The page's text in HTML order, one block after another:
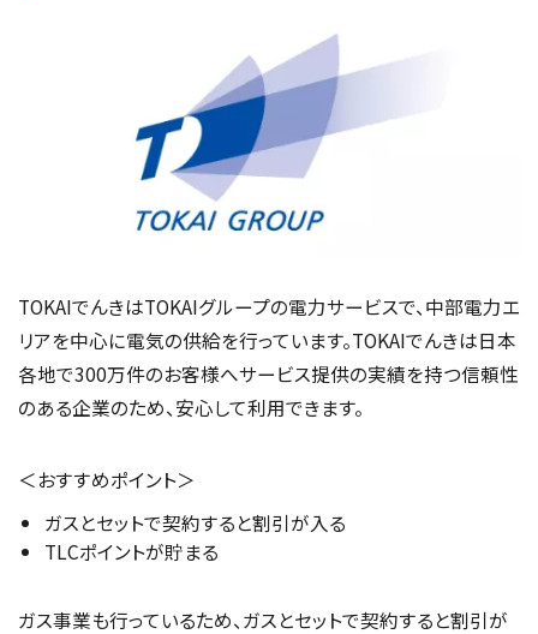
TOKAIでんきはTOKAIグループの電力サービスで、中部電力エ
リアを中心に電気の供給を行っています。TOKAIでんきは日本
各地で300万件のお客様へサービス提供の実績を持つ信頼性
のある企業のため、安心して利用できます。
＜おすすめポイント＞
ガスとセットで契約すると割引が入る
TLCポイントが貯まる
ガス事業も行っているため、ガスとセットで契約すると割引が